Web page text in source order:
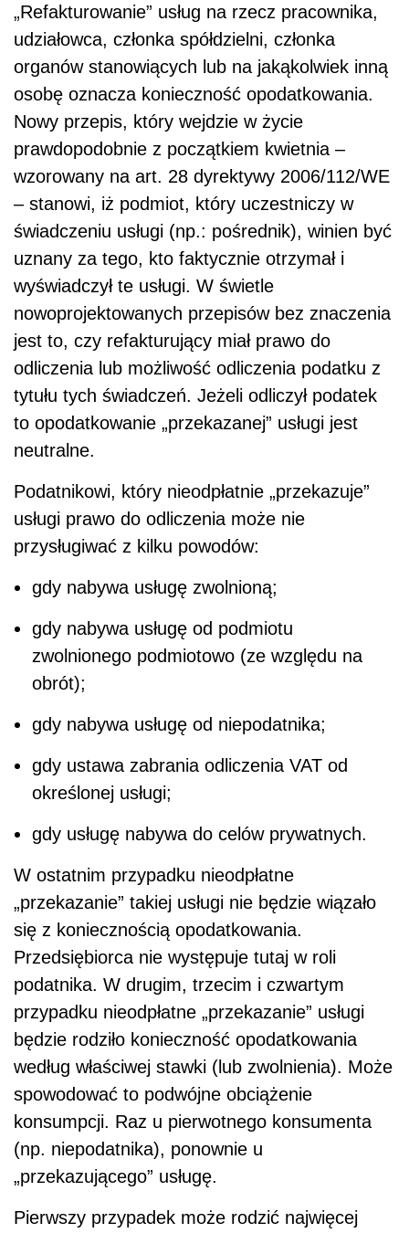
„Refakturowanie” usług na rzecz pracownika,
udziałowca, członka spółdzielni, członka
organów stanowiących lub na jakąkolwiek inną
osobę oznacza konieczność opodatkowania.
Nowy przepis, który wejdzie w życie
prawdopodobnie z początkiem kwietnia –
wzorowany na art. 28 dyrektywy 2006/112/WE
– stanowi, iż podmiot, który uczestniczy w
świadczeniu usługi (np.: pośrednik), winien być
uznany za tego, kto faktycznie otrzymał i
wyświadczył te usługi. W świetle
nowoprojektowanych przepisów bez znaczenia
jest to, czy refakturujący miał prawo do
odliczenia lub możliwość odliczenia podatku z
tytułu tych świadczeń. Jeżeli odliczył podatek
to opodatkowanie „przekazanej” usługi jest
neutralne.
Podatnikowi, który nieodpłatnie „przekazuje”
usługi prawo do odliczenia może nie
przysługiwać z kilku powodów:
gdy nabywa usługę zwolnioną;
gdy nabywa usługę od podmiotu
zwolnionego podmiotowo (ze względu na
obrót);
gdy nabywa usługę od niepodatnika;
gdy ustawa zabrania odliczenia VAT od
określonej usługi;
gdy usługę nabywa do celów prywatnych.
W ostatnim przypadku nieodpłatne
„przekazanie” takiej usługi nie będzie wiązało
się z koniecznością opodatkowania.
Przedsiębiorca nie występuje tutaj w roli
podatnika. W drugim, trzecim i czwartym
przypadku nieodpłatne „przekazanie” usługi
będzie rodziło konieczność opodatkowania
według właściwej stawki (lub zwolnienia). Może
spowodować to podwójne obciążenie
konsumpcji. Raz u pierwotnego konsumenta
(np. niepodatnika), ponownie u
„przekazującego” usługę.
Pierwszy przypadek może rodzić najwięcej